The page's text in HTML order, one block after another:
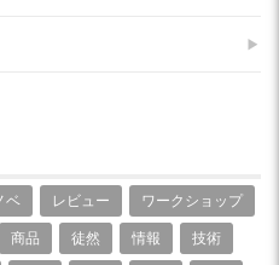
ベ レビュー ワークショップ
商品 徒然 情報 技術